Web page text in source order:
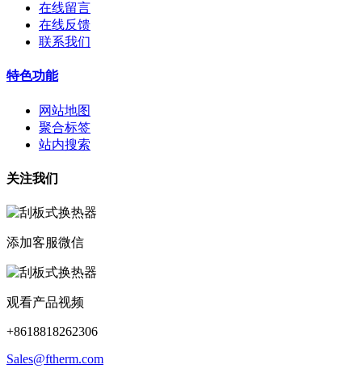
在线留言
在线反馈
联系我们
特色功能
网站地图
聚合标签
站内搜索
关注我们
添加客服微信
观看产品视频
+8618818262306
Sales@ftherm.com